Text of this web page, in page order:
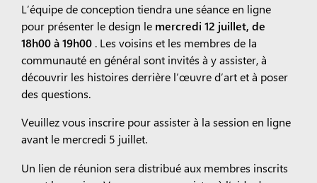
L’équipe de conception tiendra une séance en ligne
pour présenter le design le mercredi 12 juillet, de
18h00 à 19h00. Les voisins et les membres de la
communauté en général sont invités à y assister, à
découvrir les histoires derrière l’œuvre d’art et à poser
des questions.
Veuillez vous inscrire pour assister à la session en ligne
avant le mercredi 5 juillet.
Un lien de réunion sera distribué aux membres inscrits